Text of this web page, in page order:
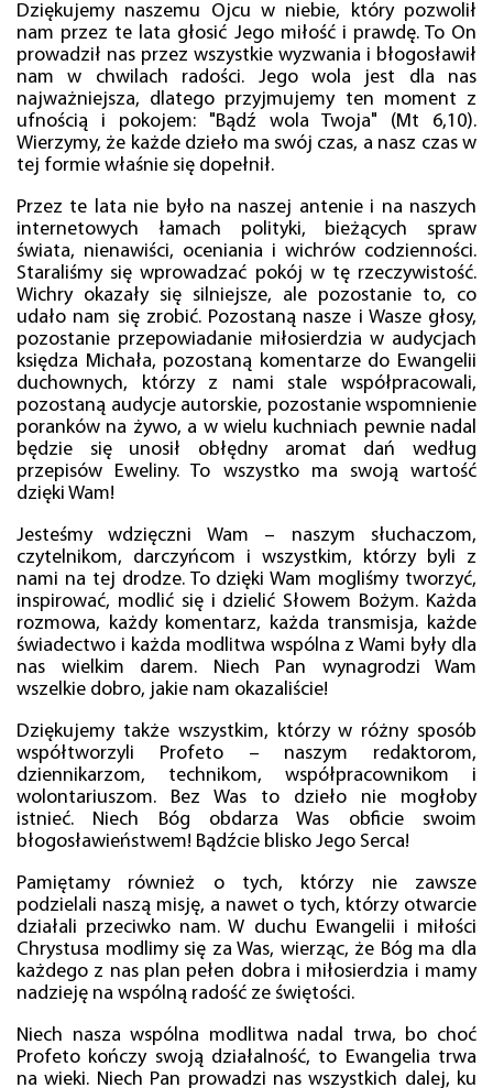
Dziękujemy naszemu Ojcu w niebie, który pozwolił
nam przez te lata głosić Jego miłość i prawdę. To On
prowadził nas przez wszystkie wyzwania i błogosławił
nam w chwilach radości. Jego wola jest dla nas
najważniejsza, dlatego przyjmujemy ten moment z
ufnością i pokojem: "Bądź wola Twoja" (Mt 6,10).
Wierzymy, że każde dzieło ma swój czas, a nasz czas w
tej formie właśnie się dopełnił.
Przez te lata nie było na naszej antenie i na naszych
internetowych łamach polityki, bieżących spraw
świata, nienawiści, oceniania i wichrów codzienności.
Staraliśmy się wprowadzać pokój w tę rzeczywistość.
Wichry okazały się silniejsze, ale pozostanie to, co
udało nam się zrobić. Pozostaną nasze i Wasze głosy,
pozostanie przepowiadanie miłosierdzia w audycjach
księdza Michała, pozostaną komentarze do Ewangelii
duchownych, którzy z nami stale współpracowali,
pozostaną audycje autorskie, pozostanie wspomnienie
poranków na żywo, a w wielu kuchniach pewnie nadal
będzie się unosił obłędny aromat dań według
przepisów Eweliny. To wszystko ma swoją wartość
dzięki Wam!
Jesteśmy wdzięczni Wam – naszym słuchaczom,
czytelnikom, darczyńcom i wszystkim, którzy byli z
nami na tej drodze. To dzięki Wam mogliśmy tworzyć,
inspirować, modlić się i dzielić Słowem Bożym. Każda
rozmowa, każdy komentarz, każda transmisja, każde
świadectwo i każda modlitwa wspólna z Wami były dla
nas wielkim darem. Niech Pan wynagrodzi Wam
wszelkie dobro, jakie nam okazaliście!
Dziękujemy także wszystkim, którzy w różny sposób
współtworzyli Profeto – naszym redaktorom,
dziennikarzom, technikom, współpracownikom i
wolontariuszom. Bez Was to dzieło nie mogłoby
istnieć. Niech Bóg obdarza Was obficie swoim
błogosławieństwem! Bądźcie blisko Jego Serca!
Pamiętamy również o tych, którzy nie zawsze
podzielali naszą misję, a nawet o tych, którzy otwarcie
działali przeciwko nam. W duchu Ewangelii i miłości
Chrystusa modlimy się za Was, wierząc, że Bóg ma dla
każdego z nas plan pełen dobra i miłosierdzia i mamy
nadzieję na wspólną radość ze świętości.
Niech nasza wspólna modlitwa nadal trwa, bo choć
Profeto kończy swoją działalność, to Ewangelia trwa
na wieki. Niech Pan prowadzi nas wszystkich dalej, ku